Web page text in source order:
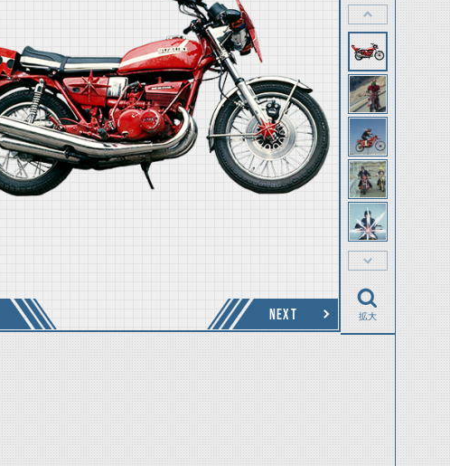
NEXT 拡大